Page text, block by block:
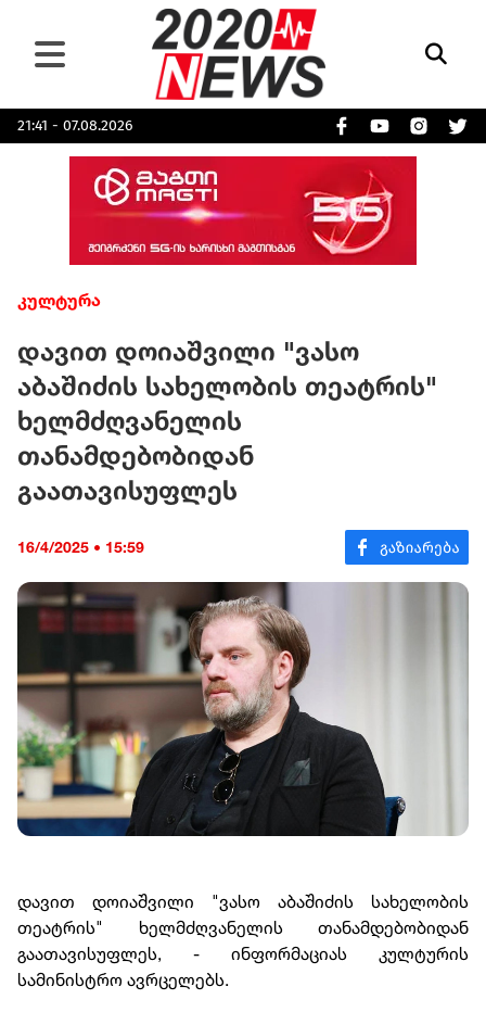
21:41 - 07.08.2026
კულტურა
დავით დოიაშვილი "ვასო
აბაშიძის სახელობის თეატრის"
ხელმძღვანელის
თანამდებობიდან
გაათავისუფლეს
16/4/2025 • 15:59
დავით დოიაშვილი "ვასო აბაშიძის სახელობის
თეატრის" ხელმძღვანელის თანამდებობიდან
გაათავისუფლეს, - ინფორმაციას კულტურის
სამინისტრო ავრცელებს.